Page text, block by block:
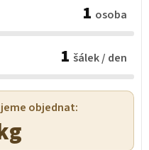
1 osoba
1 šálek / den
objednat: